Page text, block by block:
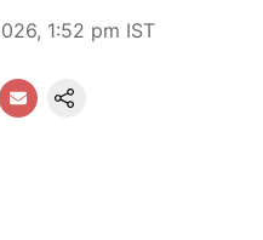
1:52 pm IST